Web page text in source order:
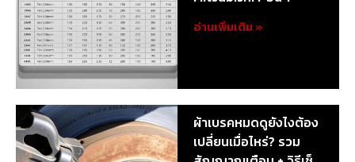
อ่านเพิ่มเติม »
ผ้าเบรคหมดดูยังไงต้อง
เปลี่ยนเมื่อไหร่? รวม